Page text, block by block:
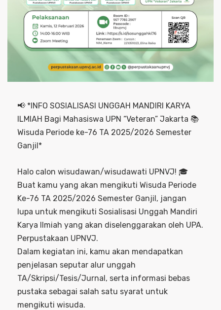
📢 *INFO SOSIALISASI UNGGAH MANDIRI KARYA
ILMIAH Bagi Mahasiswa UPN “Veteran” Jakarta 📚
Wisuda Periode ke-76 TA 2025/2026 Semester
Ganjil*
Halo calon wisudawan/wisudawati UPNVJ! 🎓
Buat kamu yang akan mengikuti Wisuda Periode
Ke-76 TA 2025/2026 Semester Ganjil, jangan
lupa untuk mengikuti Sosialisasi Unggah Mandiri
Karya Ilmiah yang akan diselenggarakan oleh UPA.
Perpustakaan UPNVJ.
Dalam kegiatan ini, kamu akan mendapatkan
penjelasan seputar alur unggah
TA/Skripsi/Tesis/Jurnal, serta informasi bebas
pustaka sebagai salah satu syarat untuk
mengikuti wisuda.